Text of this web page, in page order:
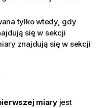
tylko wtedy, gdy
się w sekcji
znajdują się w sekcji
miaryjest